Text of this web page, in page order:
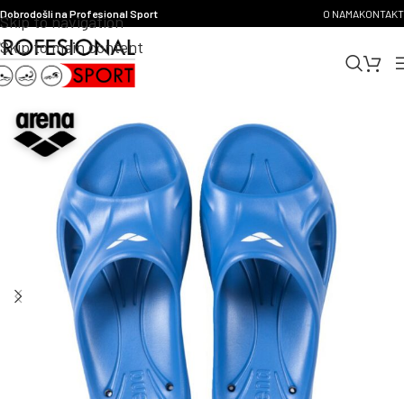
Skip to navigation
Skip to main content
Dobrodošli na Profesional Sport O NAMAKONTAKT